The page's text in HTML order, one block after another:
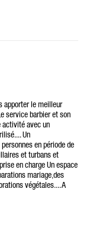
apporter le meilleur
service barbier et son
activité avec un
Un
en période de
et turbans et
en charge Un espace
mariage,des
végétales.... A